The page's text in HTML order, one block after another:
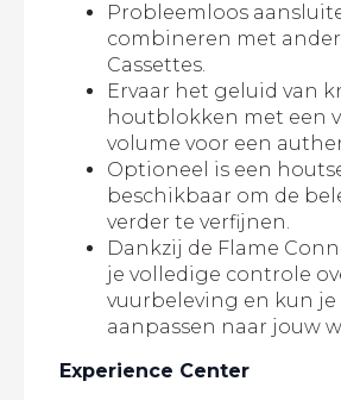
Probleemloos
combineren met
Cassettes.
Ervaar het geluid van
houtblokken met een
volume voor een
Optioneel is een
beschikbaar om de
verder te verfijnen.
Dankzij de Flame
je volledige controle
vuurbeleving en kun je
aanpassen naar jouw
Experience Center